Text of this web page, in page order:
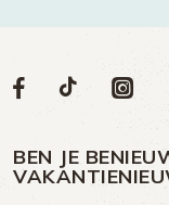
Volg
op
Social
Volg
op
Facebook
Volg
op
TikTok
Volg
op
BEN JE